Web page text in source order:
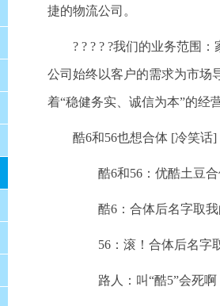
捷的物流公司。
? ? ? ? ?我们的业务范围
公司始终以客户的需求为市场
着“稳健务实、诚信为本”的经
酷6和56也想合体 [冷笑话]
酷6和56：优酷土豆合
酷6：合体后名字取我
56：滚！合体后名字取
路人：叫“酷5”会死啊